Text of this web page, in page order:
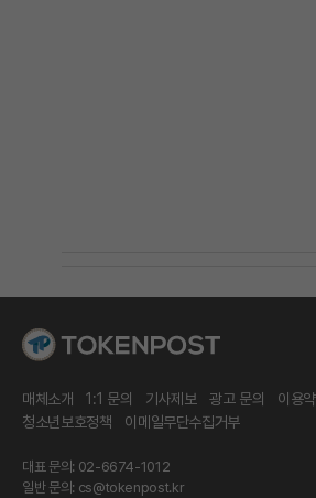
매체소개 1:1 문의 기사제보 광고 문의 이용
청소년보호정책
이메일무단수집거부
대표 문의: 02-6674-1012
일반 문의: cs@tokenpost.kr